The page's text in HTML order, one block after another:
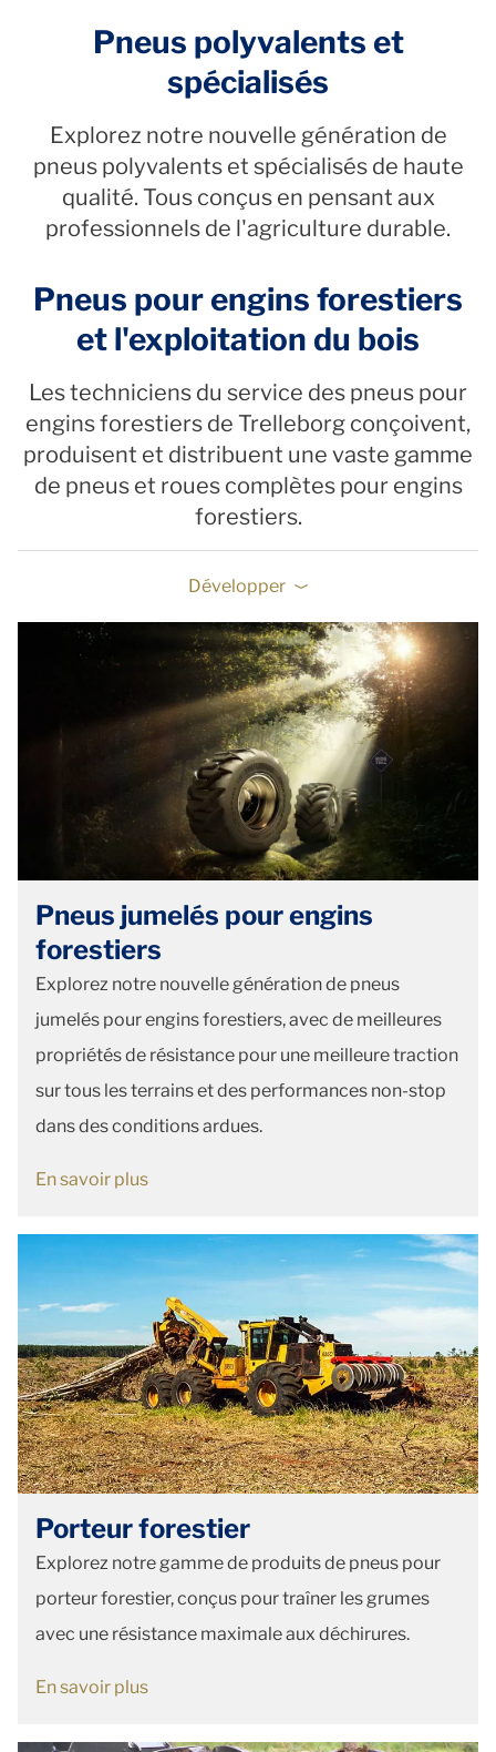
Pneus polyvalents et
spécialisés
Explorez notre nouvelle génération de
pneus polyvalents et spécialisés de haute
qualité. Tous conçus en pensant aux
professionnels de l'agriculture durable.
Pneus pour engins forestiers
et l'exploitation du bois
Les techniciens du service des pneus pour
engins forestiers de Trelleborg conçoivent,
produisent et distribuent une vaste gamme
de pneus et roues complètes pour engins
forestiers.
Développer
Pneus jumelés pour engins
forestiers
Explorez notre nouvelle génération de pneus
jumelés pour engins forestiers, avec de meilleures
propriétés de résistance pour une meilleure traction
sur tous les terrains et des performances non-stop
dans des conditions ardues.
En savoir plus
Porteur forestier
Explorez notre gamme de produits de pneus pour
porteur forestier, conçus pour traîner les grumes
avec une résistance maximale aux déchirures.
En savoir plus